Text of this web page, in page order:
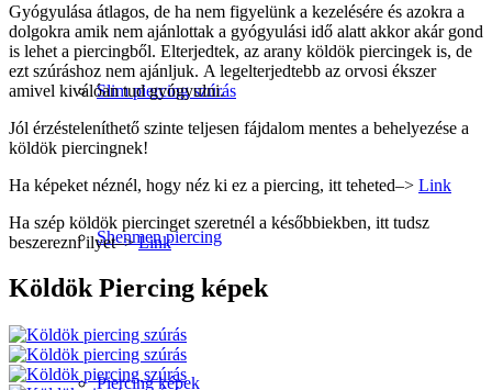
Slim piercing szúrás
Shenmen piercing
Piercing képek
Gyógyulása átlagos, de ha nem figyelünk a kezelésére és azokra a
dolgokra amik nem ajánlottak a gyógyulási idő alatt akkor akár gond
is lehet a piercingből. Elterjedtek, az arany köldök piercingek is, de
ezt szúráshoz nem ajánljuk. A legelterjedtebb az orvosi ékszer
amivel kiválóan tud gyógyulni.
Jól érzésteleníthető szinte teljesen fájdalom mentes a behelyezése a
köldök piercingnek!
Ha képeket néznél, hogy néz ki ez a piercing, itt teheted–> Link
Ha szép köldök piercinget szeretnél a későbbiekben, itt tudsz
beszerezni ilyet–>Link
KöldökPiercing képek